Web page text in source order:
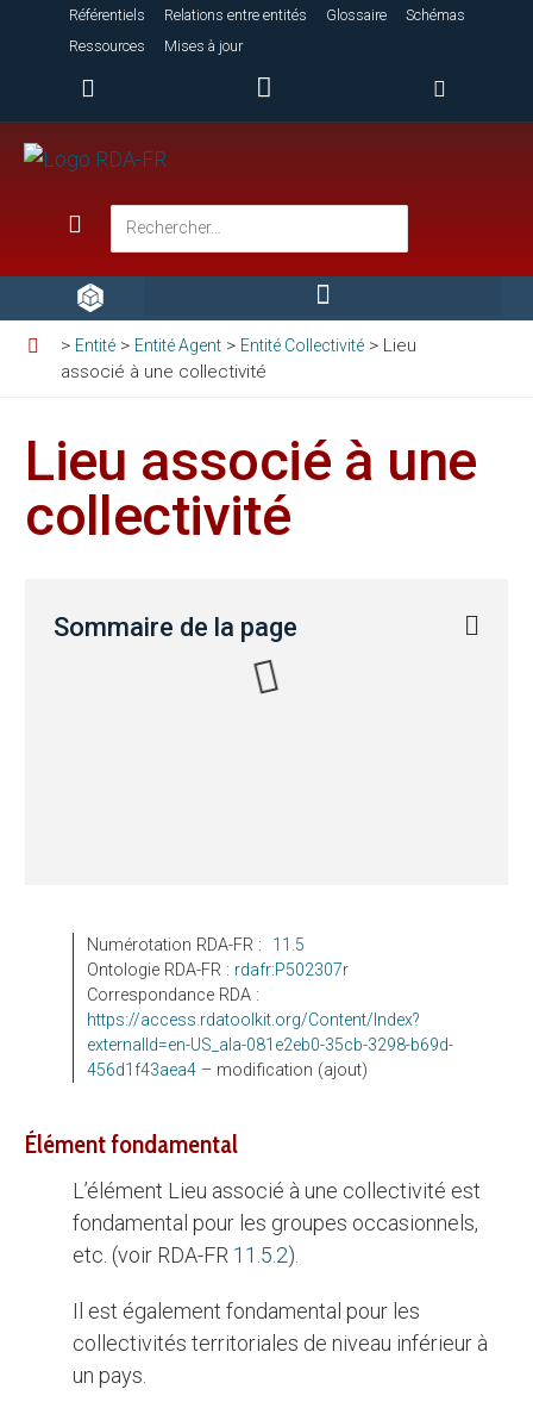
Référentiels Relations entre entités Glossaire
Schémas
Ressources
Mises à jour
Entité > Entité Agent > Entité Collectivité > Lieu
associé à une collectivité
Lieu associé à une
collectivité
Sommaire de la page
Numérotation RDA-FR : 11.5
Ontologie RDA-FR : rdafr:P502307r
Correspondance RDA :
https://access.rdatoolkit.org/Content/Index?
externalId=en-US_ala-081e2eb0-35cb-3298-b69d-
456d1f43aea4– modification (ajout)
élément fondamental
L’élément Lieu associé à une collectivité est
fondamental pour les groupes occasionnels,
etc. (voir RDA-FR 11.5.2).
Il est également fondamental pour les
collectivités territoriales de niveau inférieur à
un pays.